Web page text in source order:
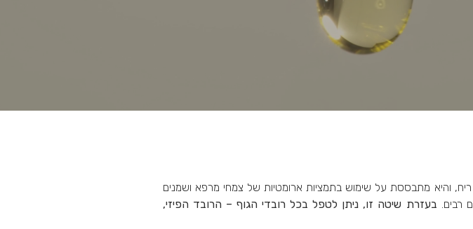
והיא מתבססת על שימוש בתמציות ארומטיות של צמחי מרפא ושמנים
רבים. בעזרת שיטה זו, ניתן לטפל בכל רובדי הגוף – הרובד הפיזי,